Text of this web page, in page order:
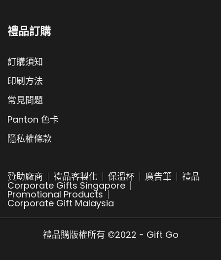
禮品訂購
訂購須知
印刷方法
常見問題
Panton 色卡
隱私權條款
贊助廠商 禮品客製化 保溫杯 廣告筆 禮品
Corporate Gifts Singapore
Promotional Products
Corporate Gift Malaysia
禮品購版權所有 ©2022 - Gift Go